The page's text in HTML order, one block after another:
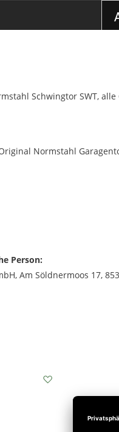
Schwingtor SWT,
Normstahl
Person:
Am Söldnermoos 17,
Wunschzettel